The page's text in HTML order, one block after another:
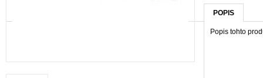
POPIS
Popis tohto